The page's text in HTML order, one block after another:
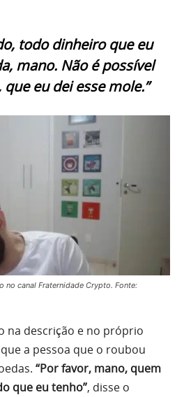
todo dinheiro que eu
mano. Não é possível
eu dei esse mole.”
no canal Fraternidade Crypto. Fonte:
na descrição e no próprio
a pessoa que o roubou
“Por favor, mano, quem
que eu tenho”, disse o